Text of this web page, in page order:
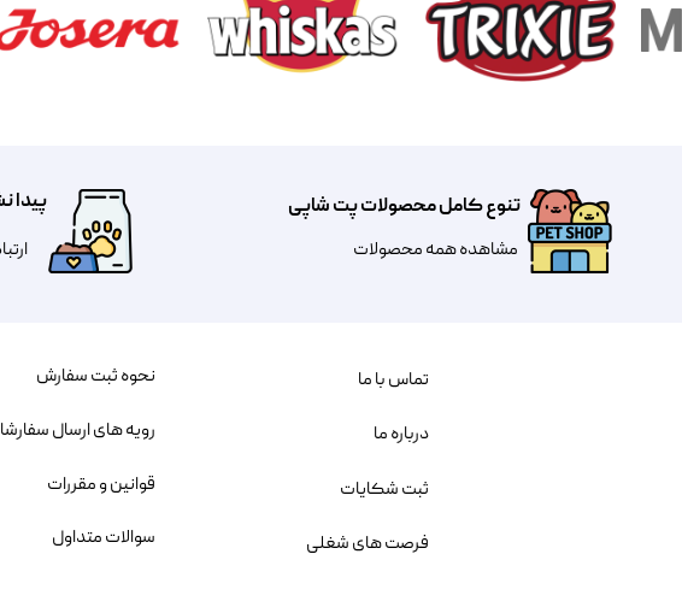
تنوع کامل محصولات پت شاپی
مشاهده همه محصولات
پیدا
نحوه ثبت سفارش
رویه های ارسال
قوانین و مقررات
سوالات متداول
تماس با ما
درباره ما
ثبت شکایات
فرصت های شغلی